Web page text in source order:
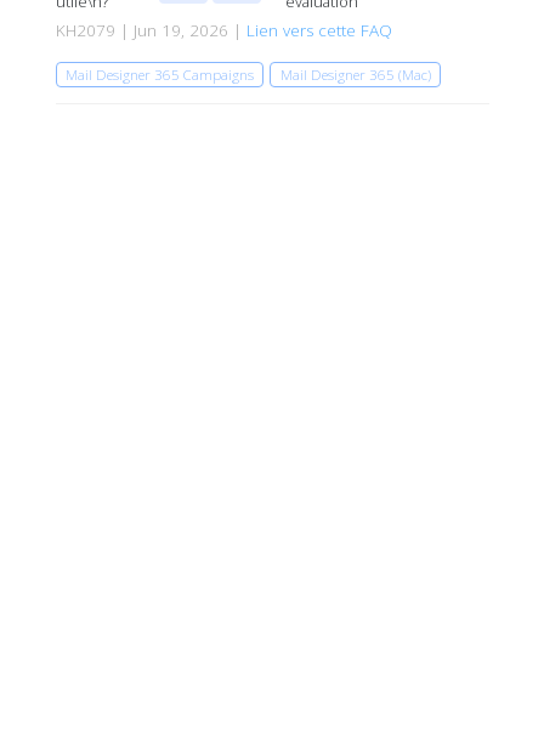
KH2079 | Jun 19, 2026 | Lien vers cette FAQ
Mail Designer 365 Campaigns Mail Designer 365 (Mac)